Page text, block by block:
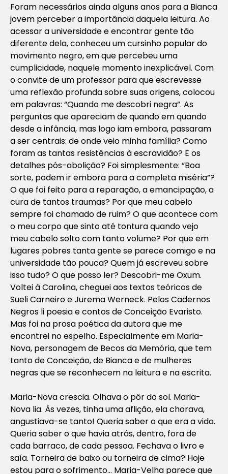
Foram necessários ainda alguns anos para a Bianca
jovem perceber a importância daquela leitura. Ao
acessar a universidade e encontrar gente tão
diferente dela, conheceu um cursinho popular do
movimento negro, em que percebeu uma
cumplicidade, naquele momento inexplicável. Com
o convite de um professor para que escrevesse
uma reflexão profunda sobre suas origens, colocou
em palavras: “Quando me descobri negra”. As
perguntas que apareciam de quando em quando
desde a infância, mas logo iam embora, passaram
a ser centrais: de onde veio minha família? Como
foram as tantas resistências à escravidão? E os
detalhes pós-abolição? Foi simplesmente: “Boa
sorte, podem ir embora para a completa miséria”?
O que foi feito para a reparação, a emancipação, a
cura de tantos traumas? Por que meu cabelo
sempre foi chamado de ruim? O que acontece com
o meu corpo que sinto até tontura quando vejo
meu cabelo solto com tanto volume? Por que em
lugares pobres tanta gente se parece comigo e na
universidade tão pouca? Quem já escreveu sobre
isso tudo? O que posso ler? Descobri-me Oxum.
Voltei à Carolina, cheguei aos textos teóricos de
Sueli Carneiro e Jurema Werneck. PelosCadernos
Negros li poesia e contos de Conceição Evaristo.
Mas foi na prosa poética da autora que me
encontrei no espelho. Especialmente em Maria-
Nova, personagem de Becos da Memória, que tem
tanto de Conceição, de Bianca e de mulheres
negras que se reconhecem na leitura e na escrita.
Maria-Nova crescia. Olhava o pôr do sol. Maria-
Nova lia. Às vezes, tinha uma aflição, ela chorava,
angustiava-se tanto! Queria saber o que era a vida.
Queria saber o que havia atrás, dentro, fora de
cada barraco, de cada pessoa. Fechava o livro e
saía. Torneira de baixo ou torneira de cima? Hoje
estou para o sofrimento… Maria-Velha parece que